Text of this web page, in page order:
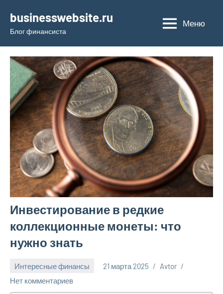
содержимому
businesswebsite.ru
Блог финансиста
Меню
Инвестирование в редкие
коллекционные монеты: что
нужно знать
Интересные финансы 21 марта 2025
Avtor
Нет комментариев